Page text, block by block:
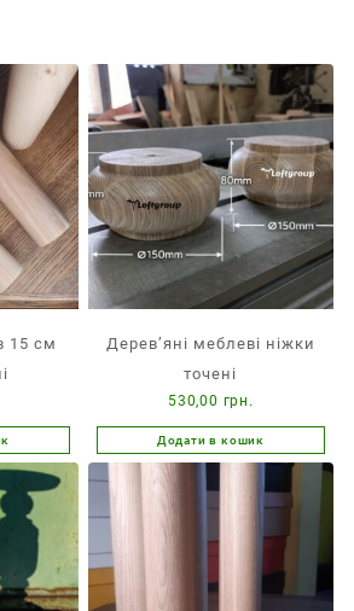
15 см
Дерев’яні меблеві ніжки
точені
530,00 грн.
Додати в кошик